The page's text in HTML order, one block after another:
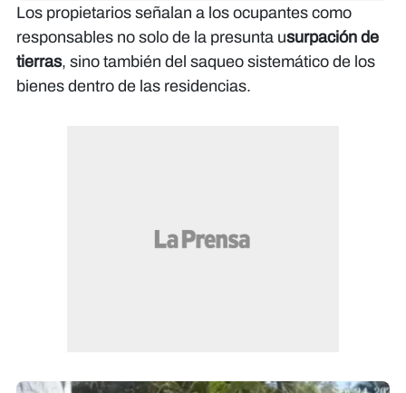
Los propietarios señalan a los ocupantes como
responsables no solo de la presunta usurpación de
tierras, sino también del saqueo sistemático de los
bienes dentro de las residencias.